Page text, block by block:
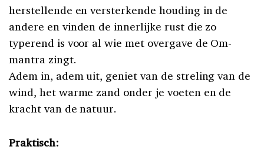
herstellende en versterkende houding in de
andere en vinden de innerlijke rust die zo
typerend is voor al wie met overgave de Om-
mantra zingt.
Adem in, adem uit, geniet van de streling van de
wind, het warme zand onder je voeten en de
kracht van de natuur.
Praktisch: